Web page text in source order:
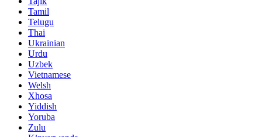
Tamil
Telugu
Thai
Ukrainian
Urdu
Uzbek
Vietnamese
Welsh
Xhosa
Yiddish
Yoruba
Zulu